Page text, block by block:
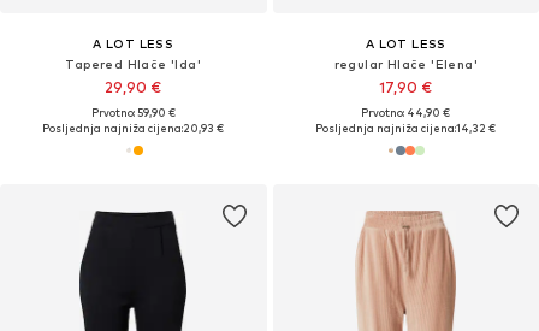
A LOT LESS
Tapered Hlače 'Ida'
29,90 €
Prvotno: 59,90 €
Posljednja najniža cijena:20,93 €
A LOT LESS
regular Hlače 'Elena'
17,90 €
Prvotno: 44,90 €
Posljednja najniža cijena:14,32 €